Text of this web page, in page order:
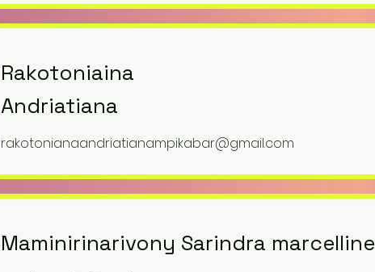
Rakotoniaina
Andriatiana
rakotonianaandriatianampikabar@gmail.com
Maminirinarivony Sarindra marcelline